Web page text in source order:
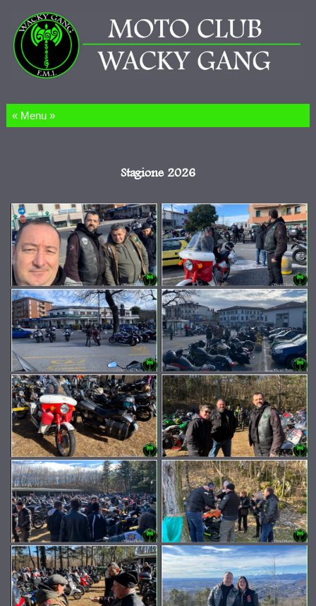
Salta al contenuto
Stagione 2026